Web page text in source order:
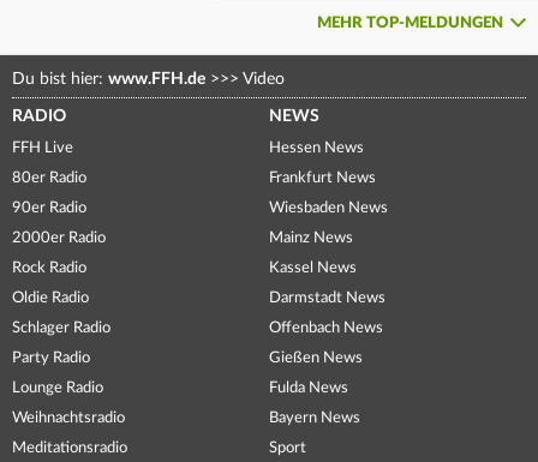
MEHR TOP-MELDUNGEN
Du bist hier: www.FFH.de >>> Video
RADIO
FFH Live
80er Radio
90er Radio
2000er Radio
Rock Radio
Oldie Radio
Schlager Radio
Party Radio
Lounge Radio
Weihnachtsradio
Meditationsradio
NEWS
Hessen News
Frankfurt News
Wiesbaden News
Mainz News
Kassel News
Darmstadt News
Offenbach News
Gießen News
Fulda News
Bayern News
Sport